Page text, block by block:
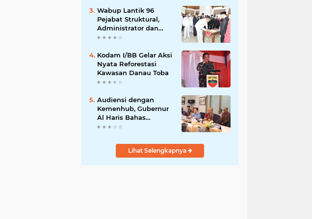
Wabup Lantik 96
Pejabat Struktural,
Administrator dan
Pengawas di Lingkup
Kodam I/BB Gelar Aksi
Nyata Reforestasi
Kawasan Danau Toba
Audiensi dengan
Kemenhub, Gubernur
Al Haris Bahas
Pembangunan Jalur
Lihat Selengkapnya